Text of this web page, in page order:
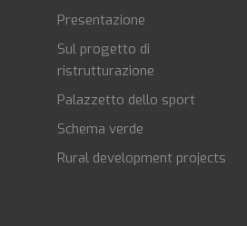
Presentazione
Sul progetto di
ristrutturazione
Palazzetto dello sport
Schema verde
Rural development projects